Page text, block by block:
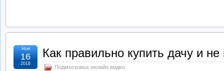
Как правильно купить дачу и не
Подмосковье онлайн видео
Ноя
16
2018